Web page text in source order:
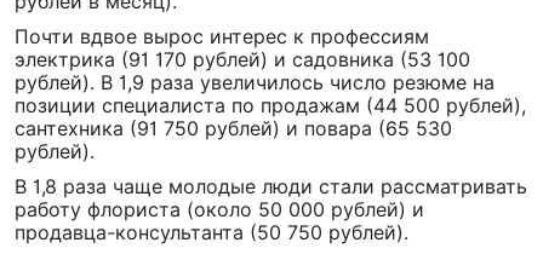
Почти вдвое вырос интерес к профессиям
электрика (91 170 рублей) и садовника (53 100
рублей). В 1,9 раза увеличилось число резюме на
позиции специалиста по продажам (44 500 рублей),
сантехника (91 750 рублей) и повара (65 530
рублей).
В 1,8 раза чаще молодые люди стали рассматривать
работу флориста (около 50 000 рублей) и
продавца-консультанта (50 750 рублей).